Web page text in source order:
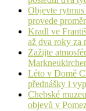
Objevte
provede
Kradl ve
až dva roky za
Zažijte
Léto v Domě
přednášky i
Chebské
objevů v